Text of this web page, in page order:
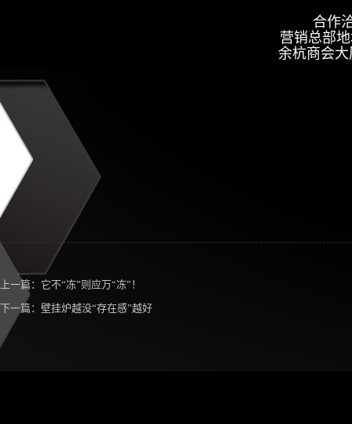
合作
营销总部
余杭商会大
上一篇： 它不“冻”则应万“冻”！
下一篇： 壁挂炉越没“存在感”越好